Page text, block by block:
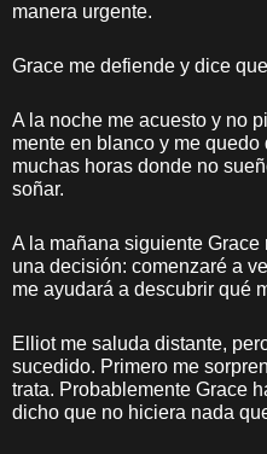
manera urgente.
Grace me defiende y dice
A la noche me acuesto y no
mente en blanco y me
muchas horas donde no
soñar.
A la mañana siguiente
una decisión: comenzaré a
me ayudará a descubrir qué
Elliot me saluda distante,
sucedido. Primero me
trata. Probablemente Grace
dicho que no hiciera nada